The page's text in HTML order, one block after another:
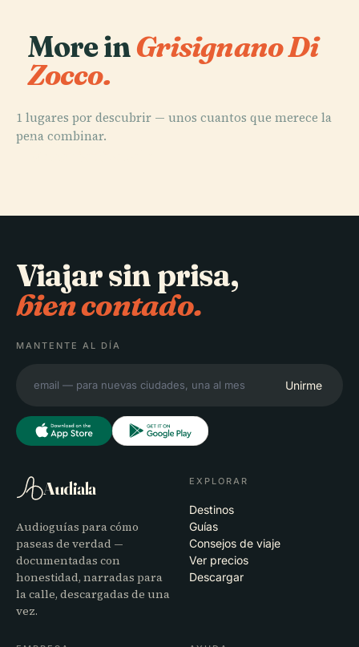
More inGrisignano Di
Zocco.
1 lugares por descubrir — unos cuantos que merece la
pena combinar.
PLACE
Viajar sin prisa,
bien contado.
MANTENTE AL DÍA
Unirme
Audiala
Audioguías para cómo
paseas de verdad —
documentadas con
honestidad, narradas para
la calle, descargadas de una
vez.
EXPLORAR
Destinos
Guías
Consejos de viaje
Ver precios
Descargar